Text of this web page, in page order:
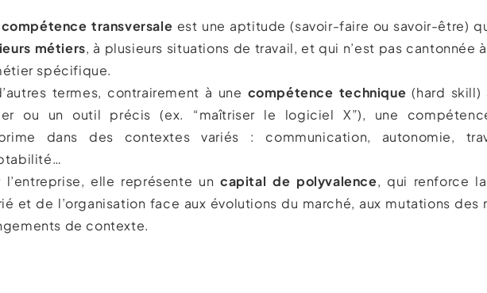
compétence transversale est une aptitude (savoir-faire ou savoir-être)
métiers, à plusieurs situations de travail, et qui n’est pas cantonnée
spécifique.
termes, contrairement à une compétence technique (hard skill)
ou un outil précis (ex. “maîtriser le logiciel X”), une
dans des contextes variés : communication, autonomie,
l’entreprise, elle représente uncapital de polyvalence, qui renforce
et de l’organisation face aux évolutions du marché, aux mutations des
de contexte.